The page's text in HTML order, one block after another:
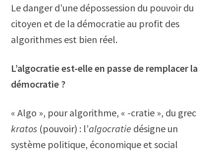
Le danger d’une dépossession du pouvoir du
citoyen et de la démocratie au profit des
algorithmes est bien réel.
L’algocratie est-elle en passe de remplacer la
démocratie ?
« Algo », pour algorithme, « -cratie », du grec
kratos (pouvoir) : l’algocratie désigne un
système politique, économique et social